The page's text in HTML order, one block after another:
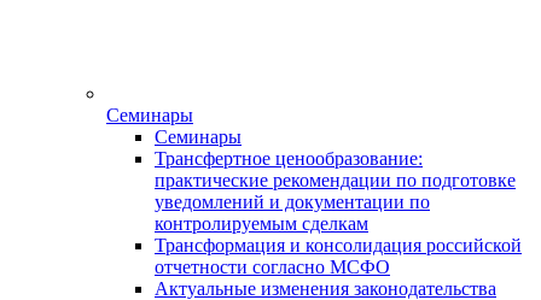
Семинары
Семинары
Трансфертное ценообразование:
практические рекомендации по подготовке
уведомлений и документации по
контролируемым сделкам
Трансформация и консолидация российской
отчетности согласно МСФО
Актуальные изменения законодательства